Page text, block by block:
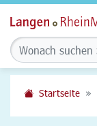
Startseite